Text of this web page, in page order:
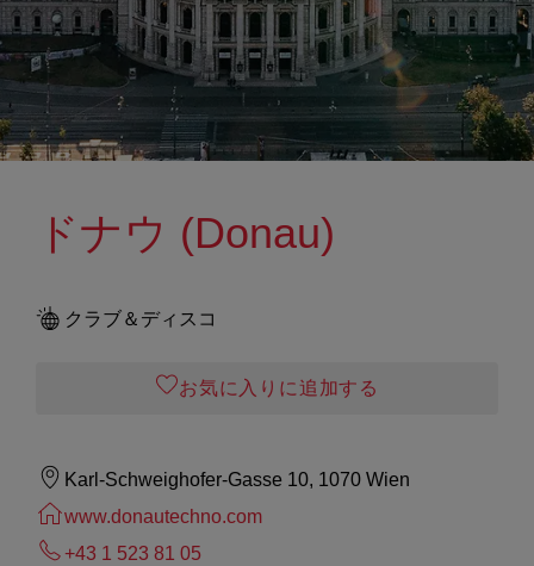
ドナウ (Donau)
クラブ＆ディスコ
お気に入りに追加する
Karl-Schweighofer-Gasse 10, 1070 Wien
www.donautechno.com
+43 1 523 81 05